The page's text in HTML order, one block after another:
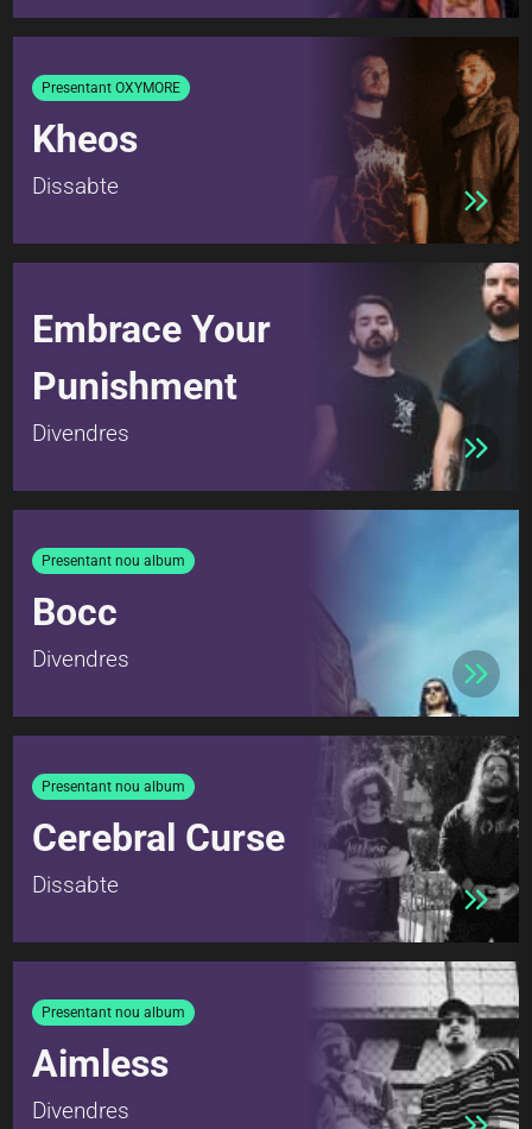
Presentant OXYMORE
Kheos
Dissabte
Embrace Your
Punishment
Divendres
Presentant nou album
Bocc
Divendres
Presentant nou album
Cerebral Curse
Dissabte
Presentant nou album
Aimless
Divendres